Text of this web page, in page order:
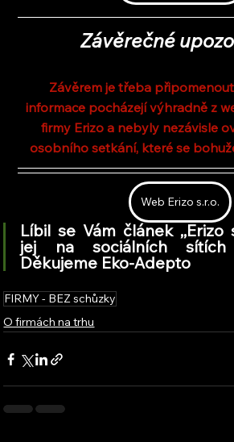
Závěrečné
Závěrem je třeba
informace pocházejí výhradně z
firmy Erizo a nebyly nezávisle
osobního setkání, které se
Web Erizo s.r.o.
Líbil se Vám článek ,,Erizo
jej na sociálních
Děkujeme Eko-Adepto
FIRMY - BEZ schůzky
O firmách na trhu